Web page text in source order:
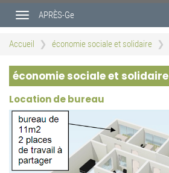
contenu
Toggle
navigation
APRÈS-Ge
Accueil économie sociale et solidaire
économie sociale et solidaire
Location de bureau